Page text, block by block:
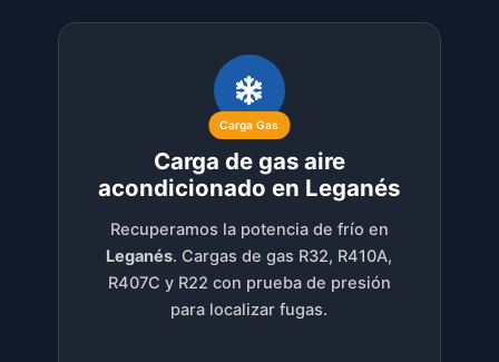
Carga Gas
Carga de gas aire
acondicionado en Leganés
Recuperamos la potencia de frío en
Leganés. Cargas de gas R32, R410A,
R407C y R22 con prueba de presión
para localizar fugas.